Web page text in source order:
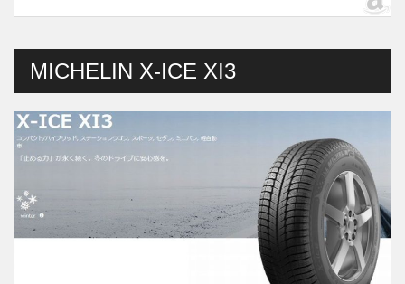
MICHELIN X-ICE XI3